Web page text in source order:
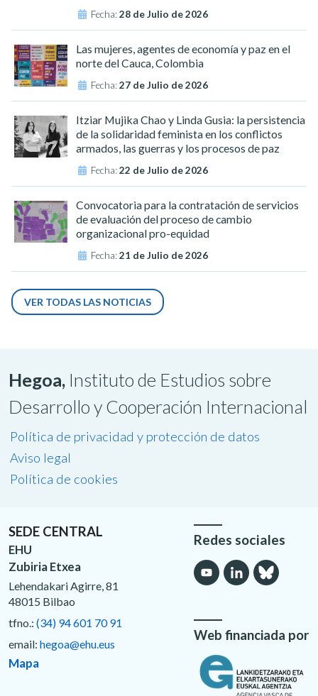
Fecha:28 de Julio de 2026
Las mujeres, agentes de economía y paz en el
norte del Cauca, Colombia
Fecha:27 de Julio de 2026
Itziar Mujika Chao y Linda Gusia: la persistencia
de la solidaridad feminista en los conflictos
armados, las guerras y los procesos de paz
Fecha:22 de Julio de 2026
Convocatoria para la contratación de servicios
de evaluación del proceso de cambio
organizacional pro-equidad
Fecha:21 de Julio de 2026
VER TODAS LAS NOTICIAS
Hegoa, Instituto de Estudios sobre
Desarrollo y Cooperación Internacional
Política de privacidad y protección de datos
Aviso legal
Política de cookies
SEDE CENTRAL
EHU
Zubiria Etxea
Lehendakari Agirre, 81
48015 Bilbao
tfno.: (34) 94 601 70 91
email: hegoa@ehu.eus
Mapa
Redes sociales
Web financiada por